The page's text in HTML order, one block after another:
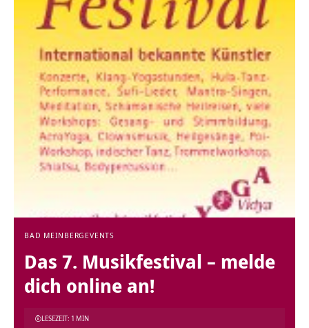
BAD MEINBERG EVENTS
Das 7. Musikfestival – melde
dich online an!
LESEZEIT: 1 MIN